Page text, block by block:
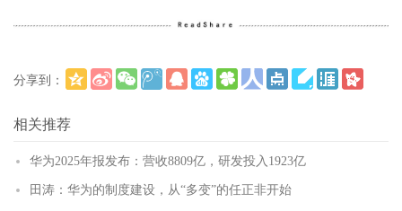
分享到：
相关推荐
华为2025年报发布：营收8809亿，研发投入1923亿
田涛：华为的制度建设，从“多变”的任正非开始